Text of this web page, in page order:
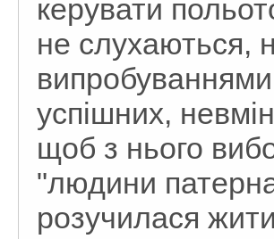
керувати
не слухаються,
успішних,
щоб з нього
"людини
розучилася